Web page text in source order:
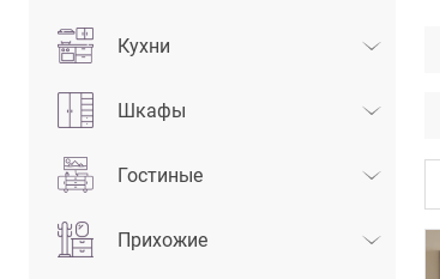
Кухни
Шкафы
Гостиные
Прихожие